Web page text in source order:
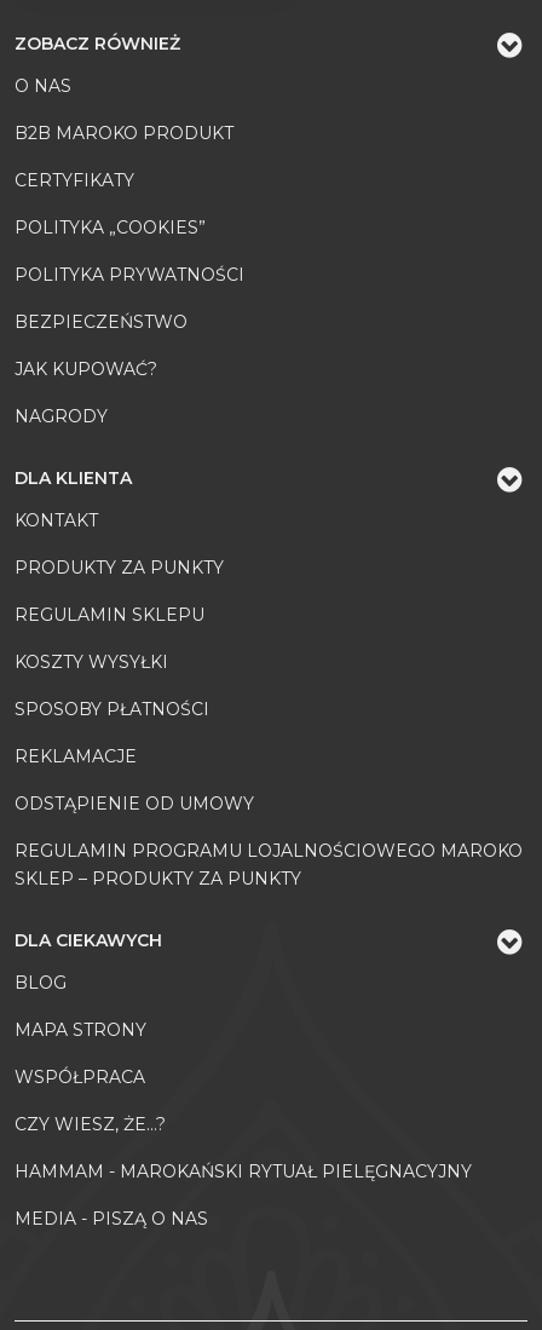
ZOBACZ RÓWNIEŻ
O NAS
B2B MAROKO PRODUKT
CERTYFIKATY
POLITYKA „COOKIES”
POLITYKA PRYWATNOŚCI
BEZPIECZEŃSTWO
JAK KUPOWAĆ?
NAGRODY
DLA KLIENTA
KONTAKT
PRODUKTY ZA PUNKTY
REGULAMIN SKLEPU
KOSZTY WYSYŁKI
SPOSOBY PŁATNOŚCI
REKLAMACJE
ODSTĄPIENIE OD UMOWY
REGULAMIN PROGRAMU LOJALNOŚCIOWEGO MAROKO
SKLEP – PRODUKTY ZA PUNKTY
DLA CIEKAWYCH
BLOG
MAPA STRONY
WSPÓŁPRACA
CZY WIESZ, ŻE...?
HAMMAM - MAROKAŃSKI RYTUAŁ PIELĘGNACYJNY
MEDIA - PISZĄ O NAS